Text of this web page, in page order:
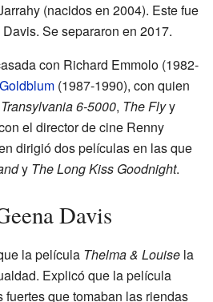
(nacidos en 2004). Este fue
Se separaron en 2017.
con Richard Emmolo (1982-
(1987-1990), con quien
Transylvania 6-5000, The Flyy
el director de cine Renny
dirigió dos películas en las que
y The Long Kiss Goodnight.
Davis
la película Thelma & Louise la
Explicó que la película
fuertes que tomaban las riendas